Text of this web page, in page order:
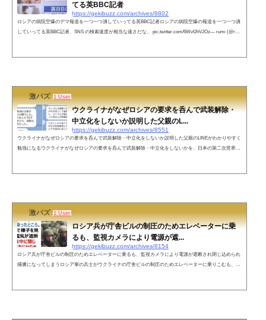
てる英BBC記者
https://gekibuzz.com/archives/8802
ロシアの病院空爆のデマ報道を一つ一つ潰していってる英BBC記者ロシアの病院空爆の報道を一つ一つ潰
していってる英BBC記者、SNS の検索速度が相当な速さだな。 pic.twitter.com/6WvfJhVJOz— rumi (@ruu
激バズ 1 User
ウクライナがなぜロシアの要求を呑んで武装解除・
中立化をしないか説明した父親のL...
https://gekibuzz.com/archives/8551
ウクライナがなぜロシアの要求を呑んで武装解除・中立化をしないか説明した父親のLINEがわかりやすく
勉強になるウクライナがなぜロシアの要求を呑んで武装解除・中立化をしないかを、日本の第二次世界大
激バズ 1 User
ロシア兵が庁舎ビルの制圧のためエレベーターに乗
るも、監視カメラにより電源が遮...
https://gekibuzz.com/archives/8154
ロシア兵が庁舎ビルの制圧のためエレベーターに乗るも、監視カメラにより電源が遮断され閉じ込められ
捕虜になってしまうロシア軍の兵士がウクライナの庁舎ビルの制圧のためエレベーターに乗りこむも、監